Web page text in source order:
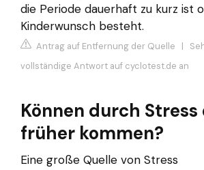
die Periode dauerhaft zu kurz ist
Kinderwunsch besteht.
Antrag auf Entfernung der Quelle |
vollständige Antwort auf cyclotest.de an
Können durch Stress
früher kommen?
Eine große Quelle von Stress